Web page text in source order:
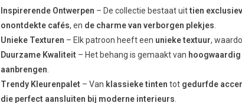
Inspirerende Ontwerpen – De collectie bestaat uittien
onontdekte cafés, en de charme van verborgen plekjes
Unieke Texturen – Elk patroon heeft een unieke textuur,
Duurzame Kwaliteit – Het behang is gemaakt van
aanbrengen
Trendy Kleurenpalet – Van klassieke tinten tot gedurfde
die perfect aansluiten bij moderne interieurs